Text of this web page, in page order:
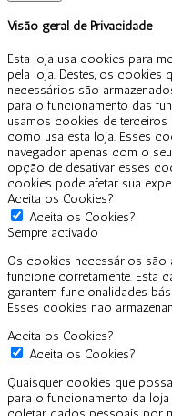
Visão geral de Privacidade
Esta loja usa cookies para
pela loja. Destes, os
necessários são
para o funcionamento das
usamos cookies de terceiros
como usa esta loja. Esses
navegador apenas com o
opção de desativar esses
cookies pode afetar sua
Aceita os Cookies?
Aceita os Cookies?
Sempre activado
Os cookies necessários são
funcione corretamente. Esta
garantem funcionalidades
Esses cookies não
Aceita os Cookies?
Aceita os Cookies?
Quaisquer cookies que
para o funcionamento da